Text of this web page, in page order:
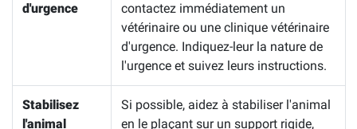
d'urgence
contactez immédiatement un
vétérinaire ou une clinique vétérinaire
d'urgence. Indiquez-leur la nature de
l'urgence et suivez leurs instructions.
Stabilisez
l'animal
Si possible, aidez à stabiliser l'animal
en le plaçant sur un support rigide,